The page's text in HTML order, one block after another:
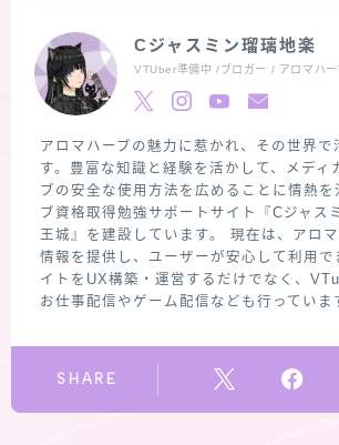
Cジャスミン瑠璃地楽
VTUber準備中 /ブロガー / アロマハー
アロマハーブの魅力に惹かれ、その世界で
す。豊富な知識と経験を活かして、メディ
ブの安全な使用方法を広めることに情熱を
ブ資格取得勉強サポートサイト『Cジャス
王城』を建設しています。 現在は、アロ
情報を提供し、ユーザーが安心して利用で
イトをUX構築・運営するだけでなく、
お仕事配信やゲーム配信なども行っていま
SHARE